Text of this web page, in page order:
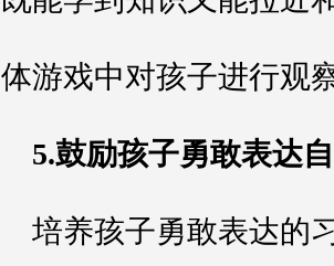
体游戏中对孩子进行观
5.鼓励孩子勇敢表达
培养孩子勇敢表达的